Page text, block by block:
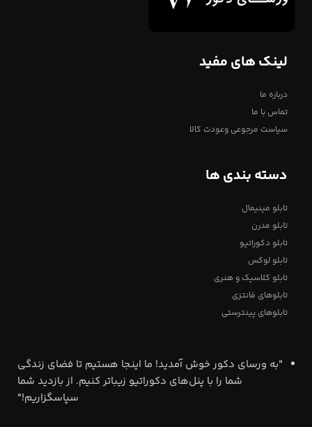
لینک های مفید
درباره ما
تماس با ما
سیاست مرجوعی وعودت کالا
دسته بندی ها
تابلو مینیمال
تابلو مدرن
تابلو دکوراتیو
تابلو لوکس
تابلو کلاسیک و هنری
تابلوهای فانتزی
تابلوهای پینترستی
"به ورسای دکور خوش آمدید! ما اینجا هستیم تا فضای زندگی
شما را با پنل‌های دکوراتیو زیباتر کنیم. از بازدید شما
سپاسگزاریم!"